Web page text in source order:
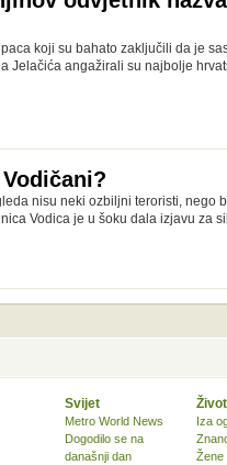
koji su bahato zaključili da je
Jelačića angažirali su najbolje
nisu neki ozbiljni teroristi, nego
Vodica je u šoku dala izjavu za
Svijet
Metro World News
Dogodilo se na
današnji dan
Život
Iza
Žene